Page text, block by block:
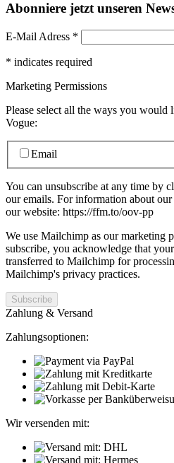
Abonniere jetzt unseren
E-Mail Adress *
* indicates required
Marketing Permissions
Please select all the ways you
Vogue:
Email
You can unsubscribe at any time by
our emails. For information about
our website: https://ffm.to/oov-pp
We use Mailchimp as our
subscribe, you acknowledge that
transferred to Mailchimp for
Mailchimp's privacy practices.
Zahlung & Versand
Zahlungsoptionen:
Wir versenden mit: